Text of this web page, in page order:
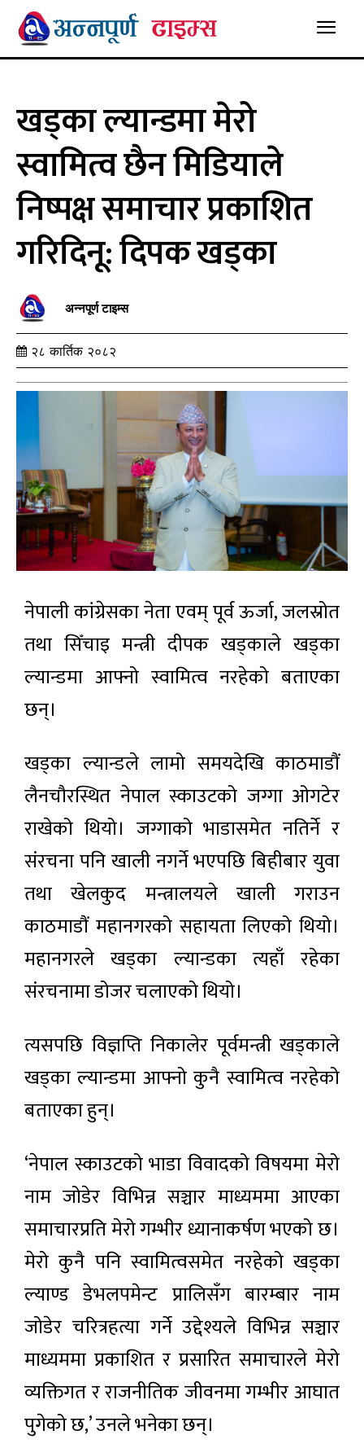
खड्का ल्यान्डमा मेरो
स्वामित्व छैन मिडियाले
निष्पक्ष समाचार प्रकाशित
गरिदिनू: दिपक खड्का
अन्नपूर्ण टाइम्स
२८ कार्तिक २०८२
नेपाली कांग्रेसका नेता एवम् पूर्व ऊर्जा, जलस्रोत
तथा सिँचाइ मन्त्री दीपक खड्काले खड्का
ल्यान्डमा आफ्नो स्वामित्व नरहेको बताएका
छन्।
खड्का ल्यान्डले लामो समयदेखि काठमाडौं
लैनचौरस्थित नेपाल स्काउटको जग्गा ओगटेर
राखेको थियो। जग्गाको भाडासमेत नतिर्ने र
संरचना पनि खाली नगर्ने भएपछि बिहीबार युवा
तथा खेलकुद मन्त्रालयले खाली गराउन
काठमाडौं महानगरको सहायता लिएको थियो।
महानगरले खड्का ल्यान्डका त्यहाँ रहेका
संरचनामा डोजर चलाएको थियो।
त्यसपछि विज्ञप्ति निकालेर पूर्वमन्त्री खड्काले
खड्का ल्यान्डमा आफ्नो कुनै स्वामित्व नरहेको
बताएका हुन्।
‘नेपाल स्काउटको भाडा विवादको विषयमा मेरो
नाम जोडेर विभिन्न सञ्चार माध्यममा आएका
समाचारप्रति मेरो गम्भीर ध्यानाकर्षण भएको छ।
मेरो कुनै पनि स्वामित्वसमेत नरहेको खड्का
ल्याण्ड डेभलपमेन्ट प्रालिसँग बारम्बार नाम
जोडेर चरित्रहत्या गर्ने उद्देश्यले विभिन्न सञ्चार
माध्यममा प्रकाशित र प्रसारित समाचारले मेरो
व्यक्तिगत र राजनीतिक जीवनमा गम्भीर आघात
पुगेको छ,’ उनले भनेका छन्।